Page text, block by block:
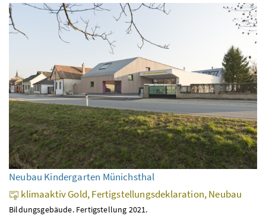
Neubau Kindergarten Münichsthal
klimaaktiv Gold, Fertigstellungsdeklaration, Neubau
Bildungsgebäude. Fertigstellung 2021.